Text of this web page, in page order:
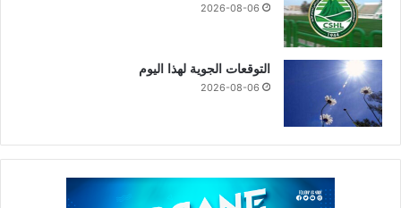
2026-08-06
التوقعات الجوية لهذا اليوم
2026-08-06